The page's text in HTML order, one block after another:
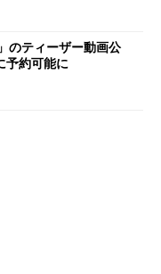
のティーザー動画公
約可能に